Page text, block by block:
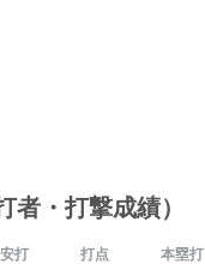
者・打撃成績）
安打 打点 本塁打